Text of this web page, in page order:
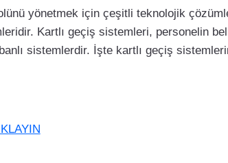
yönetmek için çeşitli teknolojik
Kartlı geçiş sistemleri, personelin
sistemlerdir. İşte kartlı geçiş